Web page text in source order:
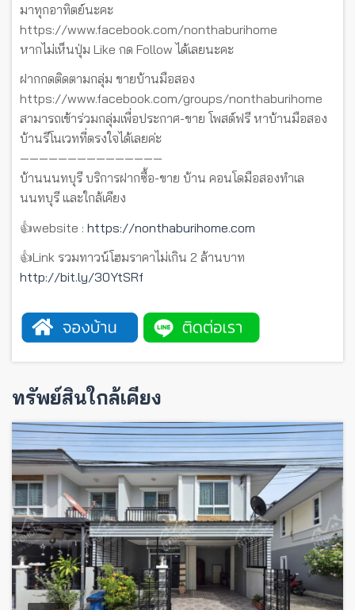
มาทุกอาทิตย์นะคะ
https://www.facebook.com/nonthaburihome
หากไม่เห็นปุ่ม Like กด Follow ได้เลยนะคะ
ฝากกดติดตามกลุ่ม ขายบ้านมือสอง
https://www.facebook.com/groups/nonthaburihome
สามารถเข้าร่วมกลุ่มเพื่อประกาศ-ขาย โพสต์ฟรี หาบ้านมือสอง
บ้านรีโนเวทที่ตรงใจได้เลยค่ะ
———————————————
บ้านนนทบุรี บริการฝากซื้อ-ขาย บ้าน คอนโดมือสองทำเล
นนทบุรี และใกล้เคียง
👍website : https://nonthaburihome.com
👍Link รวมทาวน์โฮมราคาไม่เกิน 2 ล้านบาท
http://bit.ly/30YtSRf
ทรัพย์สินใกล้เคียง